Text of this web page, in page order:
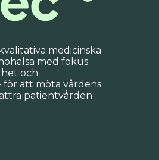
medicinska
med fokus
och
för att möta vårdens
patientvården.